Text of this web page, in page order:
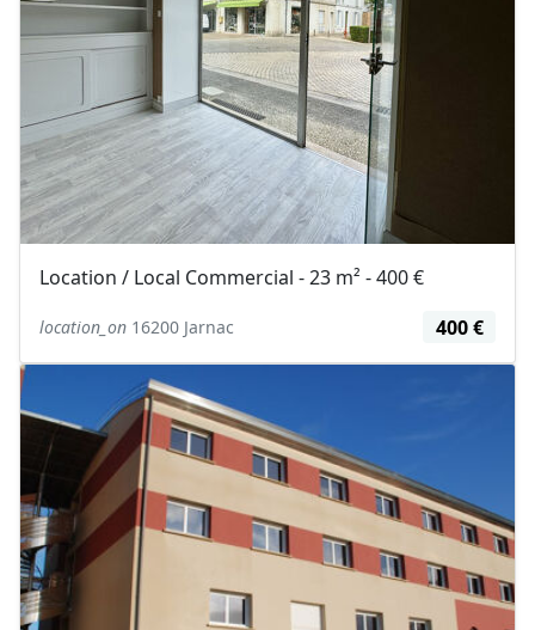
Location / Local Commercial - 23 m² - 400 €
location_on 16200 Jarnac 400 €